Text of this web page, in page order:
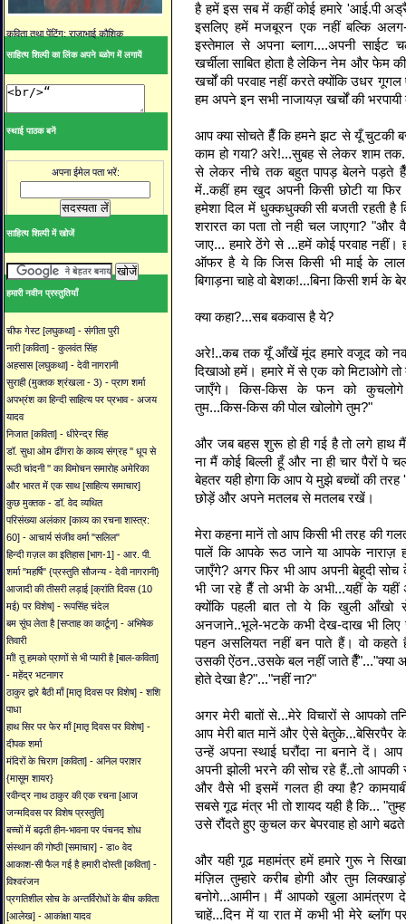
कविता तथा पेंटिंग: राजाभाई कौशिक
साहित्य शिल्पी का लिंक अपने ब्ळोग में लगायें
स्थाई पाठक बनें
अपना ईमेल पता भरें:
साहित्य शिल्पी में खोजें
हमारी नवीन प्रस्तुतियाँ
चीफ गेस्ट [लघुकथा] - संगीता पुरी
नारी [कविता] - कुलवंत सिंह
अहसास [लघुकथा] - देवी नागरानी
सुराही (मुक्तक श्रंखला - 3) - प्राण शर्मा
अपभ्रंश का हिन्दी साहित्य पर प्रभाव - अजय
यादव
निजात [कविता] - धीरेन्द्र सिंह
डॉ. सुधा ओम ढींगरा के काव्य संग्रह '' धूप से
रूठी चांदनी '' का विमोचन समारोह अमेरिका
और भारत में एक साथ [साहित्य समाचार]
कुछ मुक्तक - डॉ. वेद व्यथित
परिसंख्या अलंकार [काव्य का रचना शास्त्र:
60] - आचार्य संजीव वर्मा "सलिल"
हिन्दी ग़ज़ल का इतिहास [भाग-1] - आर. पी.
शर्मा "महर्षि" {प्रस्तुति सौजन्य - देवी नागरानी}
आजादी की तीसरी लड़ाई [क्रांति दिवस (10
मई) पर विशेष] - रूपसिंह चंदेल
बम सूंघ लेता है [सप्ताह का कार्टून] - अभिषेक
तिवारी
माँ! तू हमको प्राणों से भी प्यारी है [बाल-कविता]
- महेंद्र भटनागर
ठाकुर द्वारे बैठी माँ [मातृ दिवस पर विशेष] - शशि
पाधा
हाथ सिर पर फेर माँ [मातृ दिवस पर विशेष] -
दीपक शर्मा
मंदिरों के चिराग [कविता] - अनिल पराशर
{मासूम शायर}
रवीन्द्र नाथ ठाकुर की एक रचना [आज
जन्मदिवस पर विशेष प्रस्तुति]
बच्चों में बढ़ती हीन-भावना पर पंचनद शोध
संस्थान की गोष्ठी [समाचार] - डा० वेद
आकाश-सी फैल गई है हमारी दोस्ती [कविता] -
विश्वरंजन
प्रगतिशील सोच के अन्तर्विरोधों के बीच कविता
[आलेख] - आकांक्षा यादव
है हमें इस सब में कहीं कोई हमारे 'आई.पी
इसलिए हमें मजबूरन एक नहीं बल्कि
इस्तेमाल से अपना ब्लाग....अपनी साईट
खर्चीला साबित होता है लेकिन नेम और फेम
खर्चों की परवाह नहीं करते क्योंकि उधर
हम अपने इन सभी नाजायज़ खर्चों की
आप क्या सोचते हैँ कि हमने झट से यूँ चुटकी
काम हो गया? अरे!...सुबह से लेकर शाम
से लेकर नीचे तक बहुत पापड़ बेलने पड़ते
में..कहीं हम खुद अपनी किसी छोटी या
हमेशा दिल में धुक्कधुक्की सी बजती रहती है
शरारत का पता तो नही चल जाएगा?
जाए... हमारे ठेंगे से ...हमें कोई परवाह
ऑफर है ये कि जिस किसी भी माई के
बिगाड़ना चाहे वो बेशक!...बिना किसी शर्म
क्या कहा?...सब बकवास है ये?
अरे!..कब तक यूँ आँखें मूंद हमारे वजूद को
दिखाओ हमें। हमारे में से एक को मिटाओगे
जाएँगे। किस-किस के फन को
तुम...किस-किस की पोल खोलोगे तुम?"
और जब बहस शुरू हो ही गई है तो लगे हाथ
ना मैं कोई बिल्ली हूँ और ना ही चार पैरों पे
बेहतर यही होगा कि आप ये मुझे बच्चों की
छोड़ें और अपने मतलब से मतलब रखें।
मेरा कहना मानें तो आप किसी भी तरह की
पालें कि आपके रूठ जाने या आपके नाराज़
जाएँगे? अगर फिर भी आप अपनी बेहूदी
भी जा रहे हैँ तो अभी के अभी...यहीं के
क्योंकि पहली बात तो ये कि खुली
अनजाने..भूले-भटके कभी देख-दाख भी लिए
पहन असलियत नहीं बन पाते हैं। वो कहते
उसकी ऐंठन..उसके बल नहीं जाते हैँ"..."क्या
होते देखा है?"..."नहीं ना?"
अगर मेरी बातों से...मेरे विचारों से आपको
आप मेरी बात मानें और ऐसे बेतुके...बेसिरपैर
उन्हें अपना स्थाई घरौंदा ना बनाने दें।
अपनी झोली भरने की सोच रहे हैं..तो आपकी
और वैसे भी इसमें गलत ही क्या है?
सबसे गूढ मंत्र भी तो शायद यही है कि...
उसे रौंदते हुए कुचल कर बेपरवाह हो आगे
और यही गूढ महामंत्र हमें हमारे गुरू ने
मंज़िल तुम्हारे करीब होगी और तुम
बनोगे...आमीन। मैं आपको खुला आमंत्रण
चाहें...दिन में या रात में कभी भी मेरे